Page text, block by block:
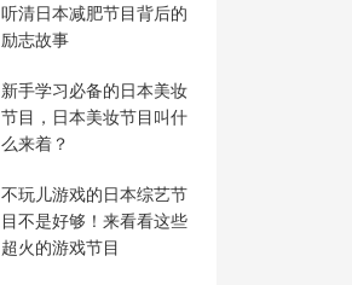
听清日本减肥节目背后的
励志故事
新手学习必备的日本美妆
节目，日本美妆节目叫什
么来着？
不玩儿游戏的日本综艺节
目不是好够！来看看这些
超火的游戏节目